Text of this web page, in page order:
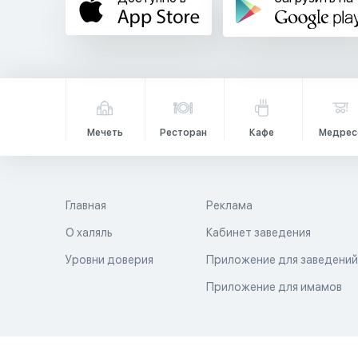
Мечеть Ресторан Кафе
Главная
О халяль
Уровни доверия
Реклама
Кабинет заведения
Приложение для заведений
Приложение для имамов